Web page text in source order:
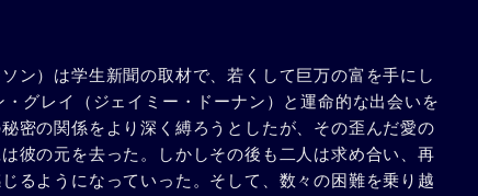
ン）は学生新聞の取材で、若くして巨万の富を手にし
グレイ（ジェイミー・ドーナン）と運命的な出会いを
密の関係をより深く縛ろうとしたが、その歪んだ愛の
彼の元を去った。しかしその後も二人は求め合い、再
るようになっていった。そして、数々の困難を乗り越